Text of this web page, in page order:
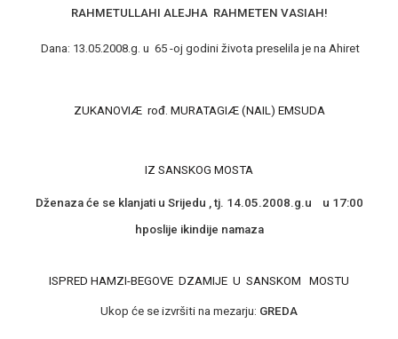
RAHMETULLAHI ALEJHA RAHMETEN VASIAH!
Dana: 13.05.2008.g. u 65 -oj godini života preselila je na Ahiret
ZUKANOVIÆ rođ. MURATAGIÆ (NAIL) EMSUDA
IZ SANSKOG MOSTA
Dženaza će se klanjati u Srijedu , tj. 14.05.2008.g.u
u 17:00
hposlije ikindije namaza
ISPRED HAMZI-BEGOVE DZAMIJE U SANSKOM MOSTU
Ukop će se izvršiti na mezarju: GREDA